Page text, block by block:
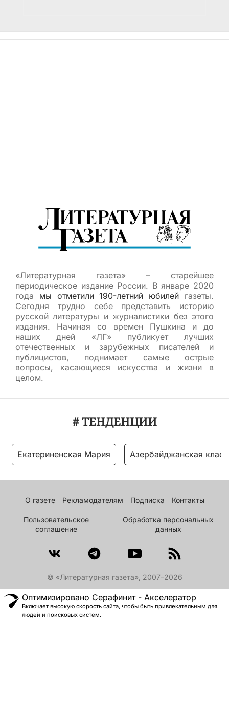
«Литературная газета» – старейшее
периодическое издание России. В январе 2020
года мы отметили 190-летний юбилей газеты.
Сегодня трудно себе представить историю
русской литературы и журналистики без этого
издания. Начиная со времен Пушкина и до
наших дней «ЛГ» публикует лучших
отечественных и зарубежных писателей и
публицистов, поднимает самые острые
вопросы, касающиеся искусства и жизни в
целом.
# ТЕНДЕНЦИИ
Екатериненская Мария Азербайджанская
О газете Рекламодателям Подписка Контакты
Пользовательское
соглашение
Обработка персональных
данных
© «Литературная газета», 2007–2026
Оптимизировано Серафинит - Акселератор
Включает высокую скорость сайта, чтобы быть привлекательным для
людей и поисковых систем.